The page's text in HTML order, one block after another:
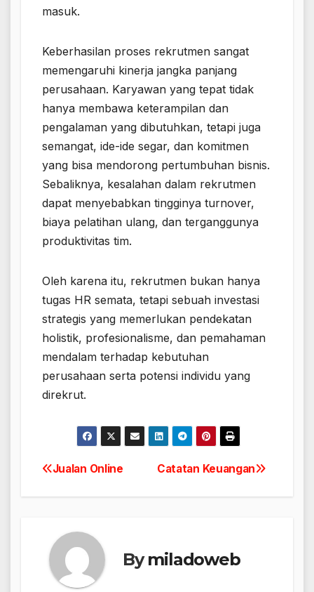
masuk.
Keberhasilan proses rekrutmen sangat
memengaruhi kinerja jangka panjang
perusahaan. Karyawan yang tepat tidak
hanya membawa keterampilan dan
pengalaman yang dibutuhkan, tetapi juga
semangat, ide-ide segar, dan komitmen
yang bisa mendorong pertumbuhan bisnis.
Sebaliknya, kesalahan dalam rekrutmen
dapat menyebabkan tingginya turnover,
biaya pelatihan ulang, dan terganggunya
produktivitas tim.
Oleh karena itu, rekrutmen bukan hanya
tugas HR semata, tetapi sebuah investasi
strategis yang memerlukan pendekatan
holistik, profesionalisme, dan pemahaman
mendalam terhadap kebutuhan
perusahaan serta potensi individu yang
direkrut.
Navigasi
pos
Catatan Keuangan
Jualan Online
Bymiladoweb